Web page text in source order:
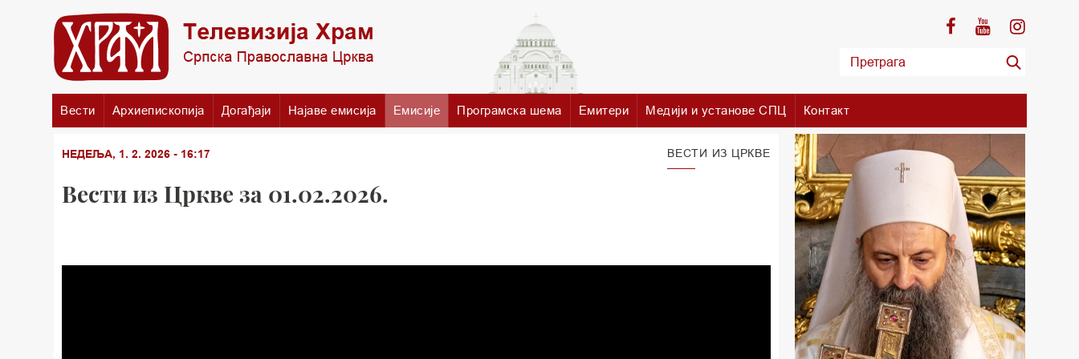
Вести Архиепископија Догађаји Најаве емисија Емисије Програмска шема Емитери Медији и установе СПЦ Контакт
НЕДЕЉА, 1. 2. 2026 - 16:17 ВЕСТИ ИЗ ЦРКВЕ
Вести из Цркве за 01.02.2026.